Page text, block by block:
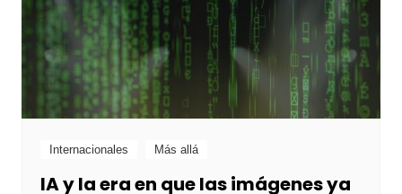
Internacionales Más allá
IA y la era en que las imágenes ya